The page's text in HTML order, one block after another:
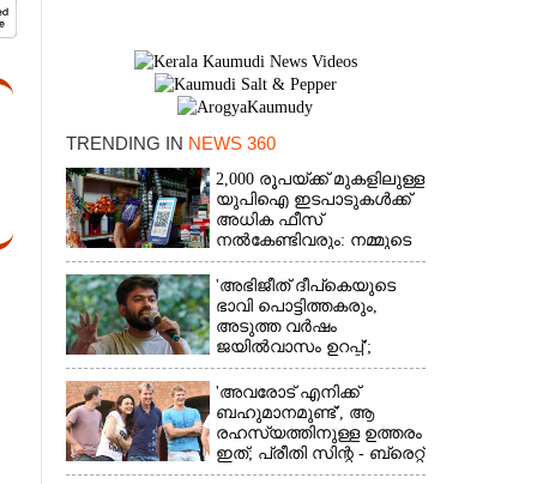
TRENDING IN NEWS 360
2,000 രൂപയ്ക്ക് മുകളിലുള്ള
യുപിഐ ഇടപാടുകൾക്ക്
അധിക ഫീസ്
നൽകേണ്ടിവരും: നമ്മുടെ
പോക്കറ്റ് കീറുമോ?
'അഭിജീത് ദീപ്‌കെയുടെ
ഭാവി പൊട്ടിത്തകരും,
അടുത്ത വർഷം
ജയിൽവാസം ഉറപ്പ്';
ഞെട്ടിക്കുന്ന
പ്രവചനവുമായി
ജ്യോതിഷി
'അവരോട് എനിക്ക്
ബഹുമാനമുണ്ട്',​ ആ
രഹസ്യത്തിനുള്ള ഉത്തരം
ഇത്; പ്രീതി സിന്റ - ബ്രെറ്റ്
ലീ പ്രണയകഥയ്ക്ക്
×